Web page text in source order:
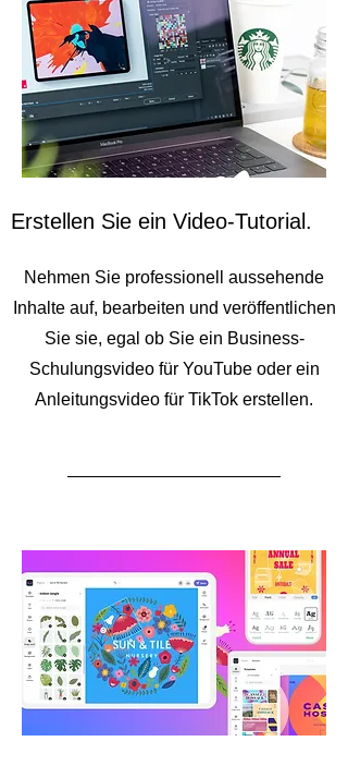
Erstellen Sie ein Video-Tutorial.
Nehmen Sie professionell aussehende
Inhalte auf, bearbeiten und veröffentlichen
Sie sie, egal ob Sie ein Business-
Schulungsvideo für YouTube oder ein
Anleitungsvideo für TikTok erstellen.